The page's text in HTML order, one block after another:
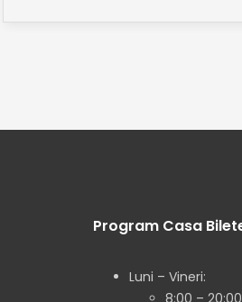
Program Casa
Luni – Vineri:
8:00 – 20:00